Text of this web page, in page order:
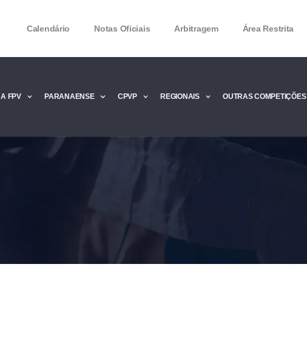
Calendário Notas Oficiais Arbitragem Área Restrita
A FPV
Microsoft Office 2016 Product Key 2020 – Free Product Keys
PARANAENSE CPVP REGIONAIS OUTRAS COMPETIÇÕES